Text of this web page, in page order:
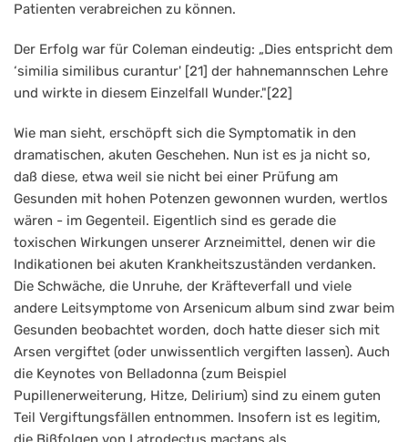
Patienten verabreichen zu können.
Der Erfolg war für Coleman eindeutig: „Dies entspricht dem
‘similia similibus curantur' [21] der hahnemannschen Lehre
und wirkte in diesem Einzelfall Wunder."[22]
Wie man sieht, erschöpft sich die Symptomatik in den
dramatischen, akuten Geschehen. Nun ist es ja nicht so,
daß diese, etwa weil sie nicht bei einer Prüfung am
Gesunden mit hohen Potenzen gewonnen wurden, wertlos
wären - im Gegenteil. Eigentlich sind es gerade die
toxischen Wirkungen unserer Arzneimittel, denen wir die
Indikationen bei akuten Krankheitszuständen verdanken.
Die Schwäche, die Unruhe, der Kräfteverfall und viele
andere Leitsymptome von Arsenicum album sind zwar beim
Gesunden beobachtet worden, doch hatte dieser sich mit
Arsen vergiftet (oder unwissentlich vergiften lassen). Auch
die Keynotes von Belladonna (zum Beispiel
Pupillenerweiterung, Hitze, Delirium) sind zu einem guten
Teil Vergiftungsfällen entnommen. Insofern ist es legitim,